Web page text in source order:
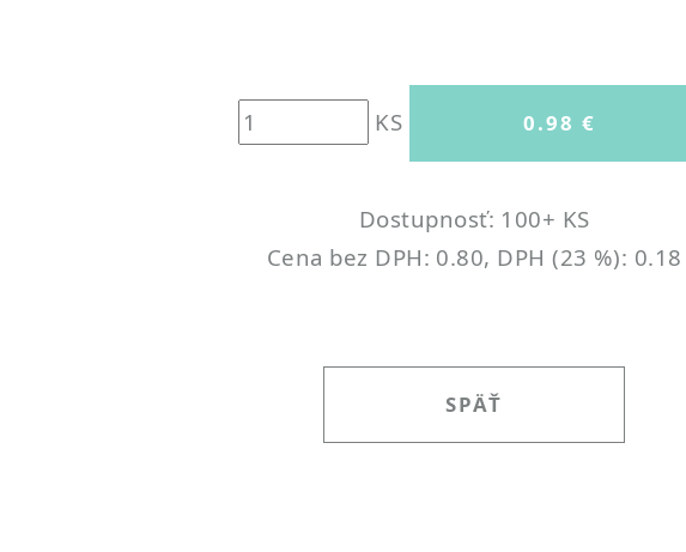
KS
Dostupnosť: 100+ KS
Cena bez DPH: 0.80, DPH (23 %): 0.18
SPÄŤ